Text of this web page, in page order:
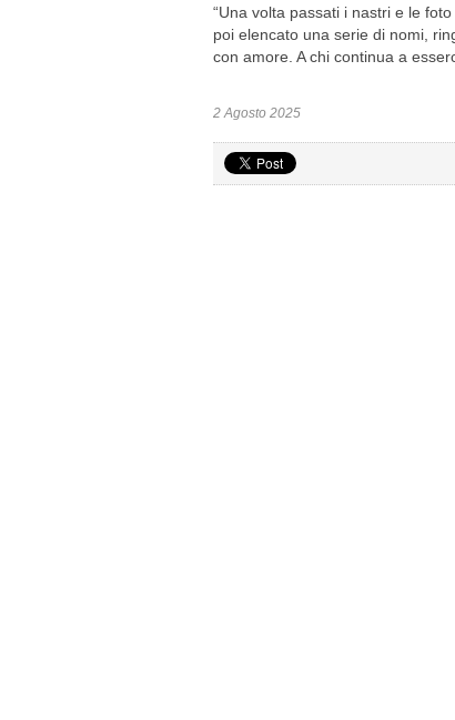
“Una volta passati i nastri e le
poi elencato una serie di nomi,
con amore. A chi continua a
2 Agosto 2025